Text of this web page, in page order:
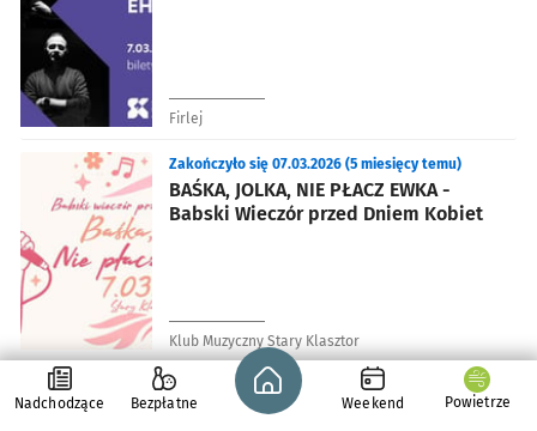
Firlej
BAŚKA, JOLKA, NIE PŁACZ EWKA -
Babski Wieczór przed Dniem Kobiet
Zakończyło się 07.03.2026 (5 miesięcy temu)
Klub Muzyczny Stary Klasztor
Współrodzice - algorytm przyszłości
Zakończyło się 07.03.2026 (5 miesięcy temu)
Nadchodzące
Bezpłatne
Strona główna - wroclaw.pl
Weekend Powietrze